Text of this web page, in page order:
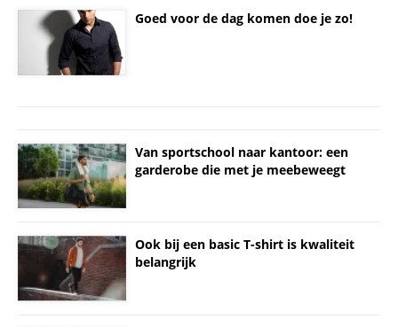
Goed voor de dag komen doe je zo!
Van sportschool naar kantoor: een
garderobe die met je meebeweegt
Ook bij een basic T-shirt is kwaliteit
belangrijk